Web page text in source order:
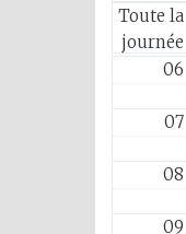
Toute la
journée
05
06
07
08
09